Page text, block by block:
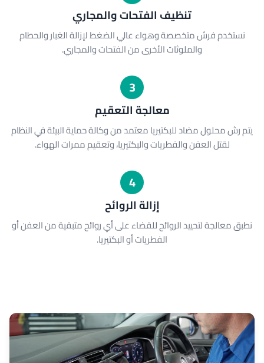
تنظيف الفتحات والمجاري
نستخدم فرش متخصصة وهواء عالي الضغط لإزالة الغبار والحطام
والملوثات الأخرى من الفتحات والمجاري.
3
معالجة التعقيم
يتم رش محلول مضاد للبكتيريا معتمد من وكالة حماية البيئة في النظام
لقتل العفن والفطريات والبكتيريا، وتعقيم ممرات الهواء.
4
إزالة الروائح
نطبق معالجة لتحييد الروائح للقضاء على أي روائح متبقية من العفن أو
الفطريات أو البكتيريا.